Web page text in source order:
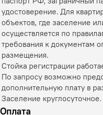
удостоверение. Для
объектов, где заселение
осуществляется по
требования к документам
размещения.
Стойка регистрации
По запросу возможно
дополнительную плату в
Заселение круглосуточное.
Оплата